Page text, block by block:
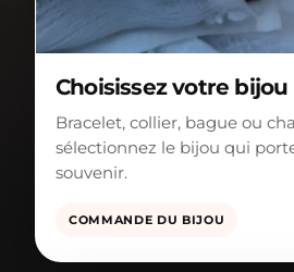
Choisissez votre bijou
Bracelet, collier, bague ou
sélectionnez le bijou qui
souvenir.
COMMANDE DU BIJOU